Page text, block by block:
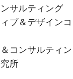
サルティング
ブ＆デザイン
コンサルティ
所